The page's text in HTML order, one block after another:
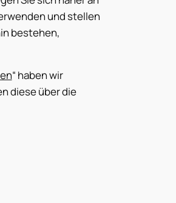
und stellen
bestehen,
“ haben wir
diese über die